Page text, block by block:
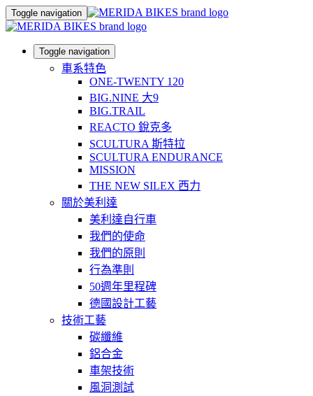
Toggle navigation
Toggle navigation
車系特色
ONE-TWENTY 120
BIG.NINE 大9
BIG.TRAIL
REACTO 銳克多
SCULTURA 斯特拉
SCULTURA ENDURANCE
MISSION
THE NEW SILEX 西力
關於美利達
美利達自行車
我們的使命
我們的原則
行為準則
50週年里程碑
德國設計工藝
技術工藝
碳纖維
鋁合金
車架技術
風洞測試